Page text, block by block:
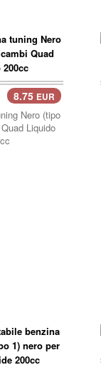
8.75 EUR
Nero (tipo
Liquido